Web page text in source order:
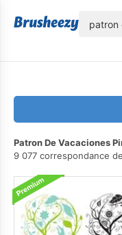
Patron De Vacaciones
9 077 correspondance